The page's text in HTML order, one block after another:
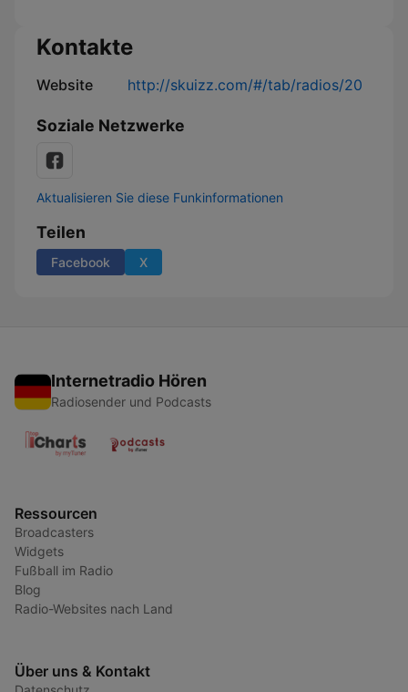
Kontakte
Website http://skuizz.com/#/tab/radios/20
Soziale Netzwerke
Aktualisieren Sie diese Funkinformationen
Teilen
Facebook X
Internetradio Hören
Radiosender und Podcasts
Ressourcen
Broadcasters
Widgets
Fußball im Radio
Blog
Radio-Websites nach Land
Über uns & Kontakt